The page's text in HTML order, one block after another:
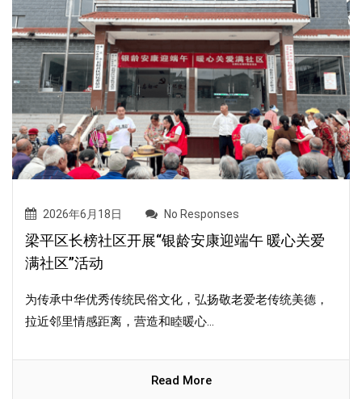
2026年6月18日 No Responses
梁平区长榜社区开展“银龄安康迎端午 暖心关爱
满社区”活动
为传承中华优秀传统民俗文化，弘扬敬老爱老传统美德，
拉近邻里情感距离，营造和睦暖心...
Read More